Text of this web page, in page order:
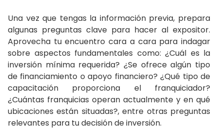
Una vez que tengas la información previa, prepara
algunas preguntas clave para hacer al expositor.
Aprovecha tu encuentro cara a cara para indagar
sobre aspectos fundamentales como: ¿Cuál es la
inversión mínima requerida? ¿Se ofrece algún tipo
de financiamiento o apoyo financiero? ¿Qué tipo de
capacitación proporciona el franquiciador?
¿Cuántas franquicias operan actualmente y en qué
ubicaciones están situadas?, entre otras preguntas
relevantes para tu decisión de inversión.